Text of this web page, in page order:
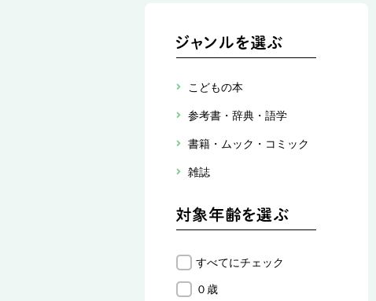
こどもの本
参考書・辞典・語学
書籍・ムック・コミック
雑誌
すべてにチェック
０歳